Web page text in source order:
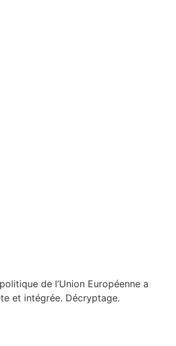
de l’Union Européenne a
et intégrée. Décryptage.